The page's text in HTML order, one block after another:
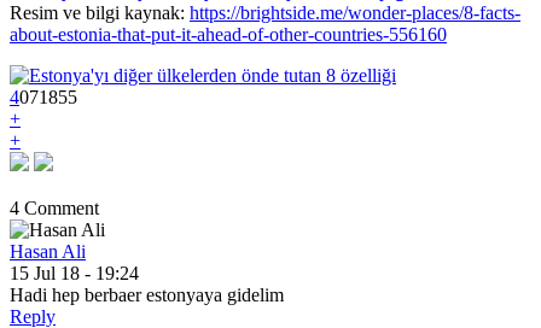
Resim ve bilgi kaynak: https://brightside.me/wonder-places/8-facts-
about-estonia-that-put-it-ahead-of-other-countries-556160
4071855
+
+
4 Comment
Hasan Ali
15 Jul 18 - 19:24
Hadi hep berbaer estonyaya gidelim
Reply